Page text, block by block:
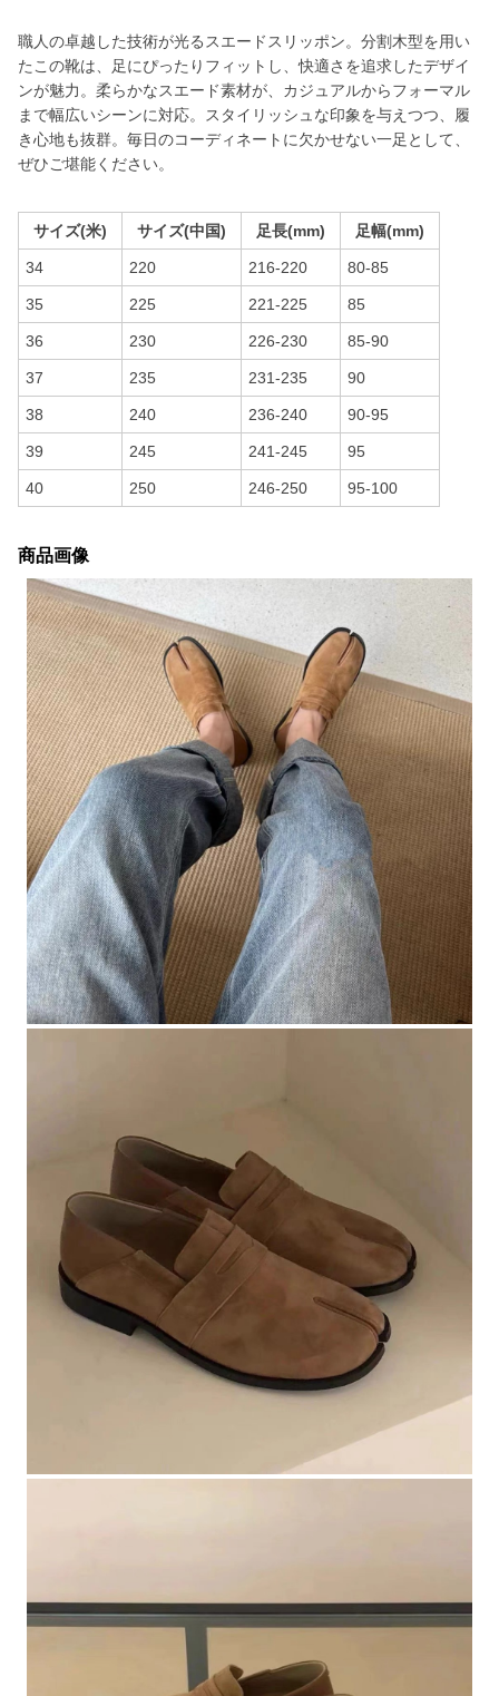
職人の卓越した技術が光るスエードスリッポン。分割木型を用い
たこの靴は、足にぴったりフィットし、快適さを追求したデザイ
ンが魅力。柔らかなスエード素材が、カジュアルからフォーマル
まで幅広いシーンに対応。スタイリッシュな印象を与えつつ、履
き心地も抜群。毎日のコーディネートに欠かせない一足として、
ぜひご堪能ください。
サイズ(米) サイズ(中国) 足長(mm) 足幅(mm)
34 220 216-220 80-85
35 225 221-225 85
36 230 226-230 85-90
37 235 231-235 90
38 240 236-240 90-95
39 245 241-245 95
40 250 246-250 95-100
商品画像